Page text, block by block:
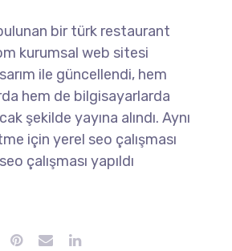
bir türk restaurant
kurumsal web sitesi
ile güncellendi, hem
hem de bilgisayarlarda
şekilde yayına alındı. Aynı
için yerel seo çalışması
çalışması yapıldı